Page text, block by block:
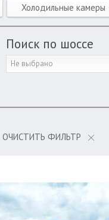
Холодильные камеры
Поиск по шоссе
Не выбрано
ОЧИСТИТЬ ФИЛЬТР